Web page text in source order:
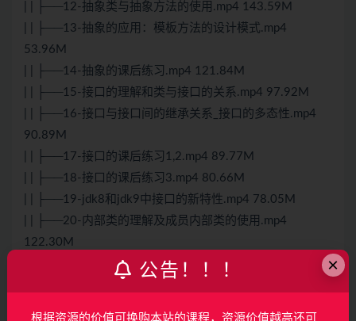
| | ├──12-抽象类与抽象方法的使用.mp4 143.59M
| | ├──13-抽象的应用：模板方法的设计模式.mp4
53.96M
| | ├──14-抽象的课后练习.mp4 121.84M
| | ├──15-接口的理解和类与接口的关系.mp4 97.92M
| | ├──16-接口与接口间的继承关系_接口的多态性.mp4
90.89M
| | ├──17-接口的课后练习1,2.mp4 89.77M
| | ├──18-接口的课后练习3.mp4 80.66M
| | ├──19-jdk8和jdk9中接口的新特性.mp4 78.05M
| | ├──20-内部类的理解及成员内部类的使用.mp4
122.30M
| | ├──21-局部内部类的使用.mp4 66.04M
×
公告！！！
根据资源的价值可换购本站的课程，资源价值越高还可